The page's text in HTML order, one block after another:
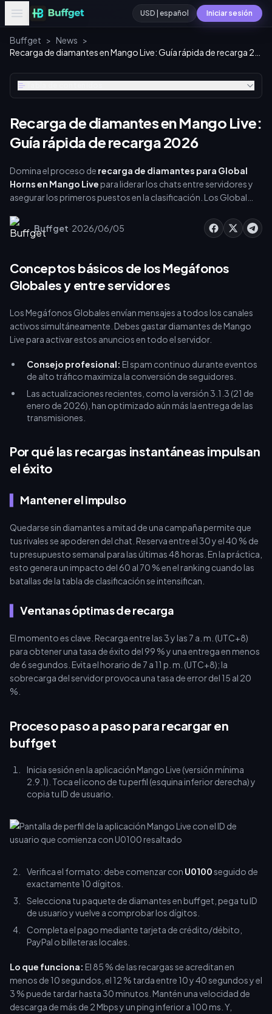
USD | español Iniciar sesión
Buffget > News >
Recarga de diamantes en Mango Live:
Guía rápida de recarga 2026
Domina el proceso de recarga de diamantes para Global
Horns en Mango Livepara liderar los chats entre servidores y
asegurar los primeros puestos en la clasificación. Los Global
plataforma. Comprender esta economía y utilizar un método
de recarga rápido garantiza que nunca te pierdas los momentos
3,648 diamantes por USD, mientras que los sitios externos
optimizados ofrecen entre 3,648 y 4,422. Para obtener la
máxima eficiencia, compra paquetes de más de 35,000
más. Realizar una [recarga instantánea de diamantes en Mango
Live](https://buffget.com/goods/mango-live) a través de
buffget garantiza precios competitivos y entrega inmediata.
Buffget·2026/06/05
Conceptos básicos de los Megáfonos
Globales y entre servidores
Los Megáfonos Globales envían mensajes a todos los canales
activos simultáneamente. Debes gastar diamantes de Mango
Live para activar estos anuncios en todo el servidor.
Consejo profesional: El spam continuo durante eventos
de alto tráfico maximiza la conversión de seguidores.
Las actualizaciones recientes, como la versión 3.1.3 (21 de
enero de 2026), han optimizado aún más la entrega de las
transmisiones.
Por qué las recargas instantáneas impulsan
el éxito
Mantener el impulso
Quedarse sin diamantes a mitad de una campaña permite que
tus rivales se apoderen del chat. Reserva entre el 30 y el 40 % de
tu presupuesto semanal para las últimas 48 horas. En la práctica,
esto genera un impacto del 60 al 70 % en el ranking cuando las
batallas de la tabla de clasificación se intensifican.
Ventanas óptimas de recarga
El momento es clave. Recarga entre las 3 y las 7 a. m. (UTC+8)
para obtener una tasa de éxito del 99 % y una entrega en menos
de 6 segundos. Evita el horario de 7 a 11 p. m. (UTC+8); la
sobrecarga del servidor provoca una tasa de error del 15 al 20
%.
Proceso paso a paso para recargar en
buffget
Inicia sesión en la aplicación Mango Live (versión mínima
2.9.1). Toca el icono de tu perfil (esquina inferior derecha) y
copia tu ID de usuario.
Verifica el formato: debe comenzar con U0100seguido de
exactamente 10 dígitos.
Selecciona tu paquete de diamantes en buffget, pega tu ID
de usuario y vuelve a comprobar los dígitos.
Completa el pago mediante tarjeta de crédito/débito,
PayPal o billeteras locales.
Lo que funciona: El 85 % de las recargas se acreditan en
menos de 10 segundos, el 12 % tarda entre 10 y 40 segundos y el
3 % puede tardar hasta 30 minutos. Mantén una velocidad de
descarga de más de 2 Mbps y un ping inferior a 100 ms. Y,